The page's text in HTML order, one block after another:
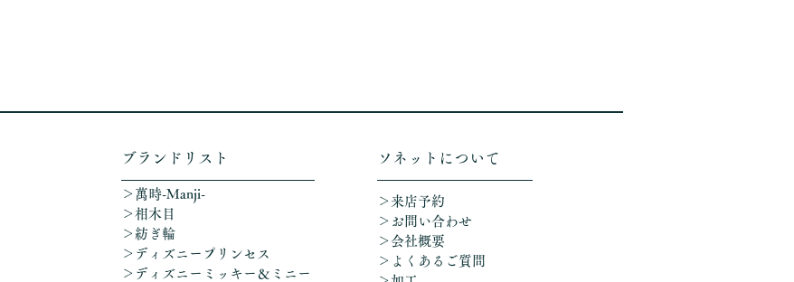
​ブランドリスト
＞萬時-Manji-
＞相木目
＞紡ぎ輪
＞ディズニープリンセス
​＞ディズニーミッキー＆ミニー
ソネットについて
＞来店予約
＞お問い合わせ
＞会社概要
＞よくあるご質問